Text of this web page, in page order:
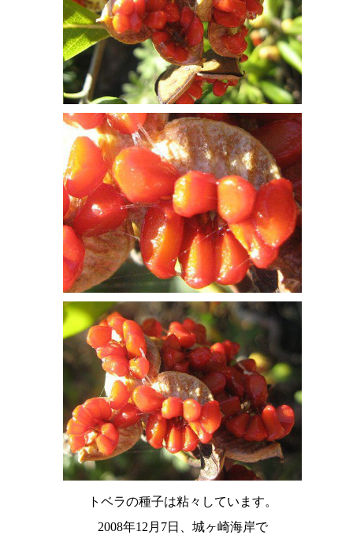
トベラの種子は粘々しています。
2008年12月7日、城ヶ崎海岸で